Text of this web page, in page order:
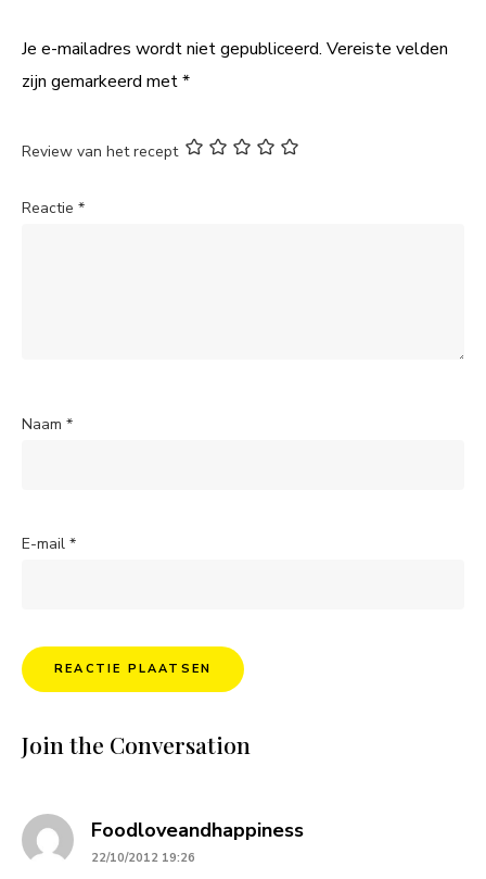
Je e-mailadres wordt niet gepubliceerd. Vereiste velden
zijn gemarkeerd met*
Review van het recept
Reactie *
Naam *
E-mail *
Join the Conversation
Foodloveandhappinesssays:
22/10/2012 19:26